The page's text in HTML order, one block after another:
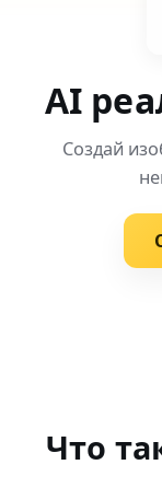
AI
Создай
AI контент-
Что